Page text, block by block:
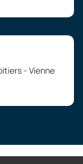
- Vienne